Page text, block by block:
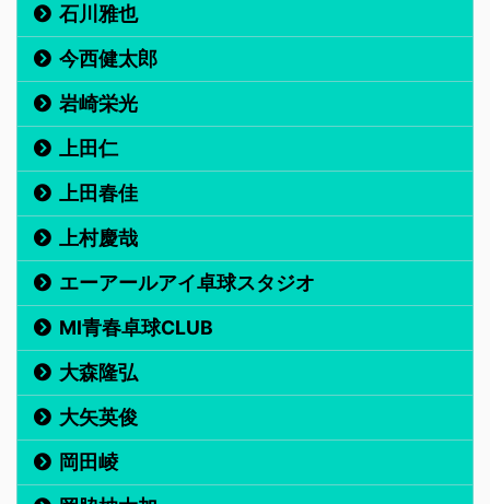
石川雅也
今西健太郎
岩崎栄光
上田仁
上田春佳
上村慶哉
エーアールアイ卓球スタジオ
MI青春卓球CLUB
大森隆弘
大矢英俊
岡田崚